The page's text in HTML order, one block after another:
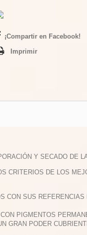
¡Compartir en Facebook!
Imprimir
Y SECADO DE
CRITERIOS DE LOS
CON SUS
PIGMENTOS
GRAN PODER